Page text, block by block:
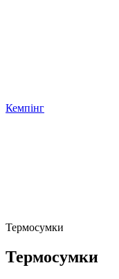
Кемпінг
Термосумки
Термосумки